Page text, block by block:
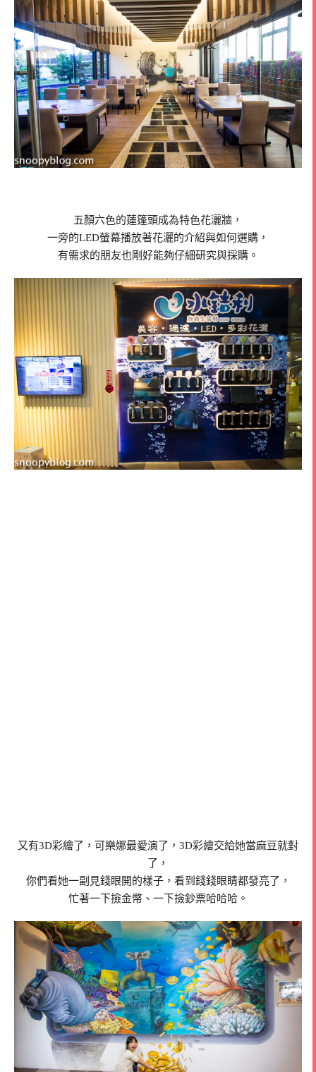
五顏六色的蓮篷頭成為特色花灑牆，
一旁的LED螢幕播放著花灑的介紹與如何選購，
有需求的朋友也剛好能夠仔細研究與採購。
又有3D彩繪了，可樂娜最愛演了，3D彩繪交給她當麻豆就對
了，
你們看她一副見錢眼開的樣子，看到錢錢眼睛都發亮了，
忙著一下撿金幣、一下撿鈔票哈哈哈。